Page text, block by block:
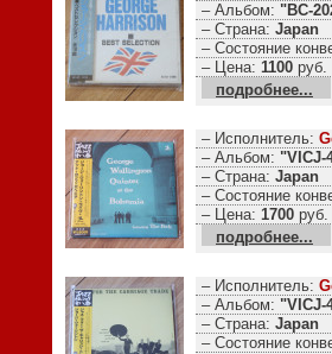
– Альбом: "BC-
– Страна: Japan
– Состояние
– Цена: 1100 руб.
подробнее...
– Исполнитель:
– Альбом: "VICJ-
– Страна: Japan
– Состояние
– Цена: 1700 руб.
подробнее...
– Исполнитель:
– Альбом: "VICJ-
– Страна: Japan
– Состояние